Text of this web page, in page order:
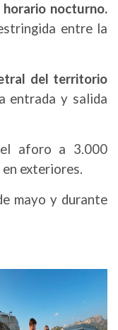
nocturno.
entre la
del territorio
entrada y salida
aforo a 3.000
exteriores.
mayo y durante